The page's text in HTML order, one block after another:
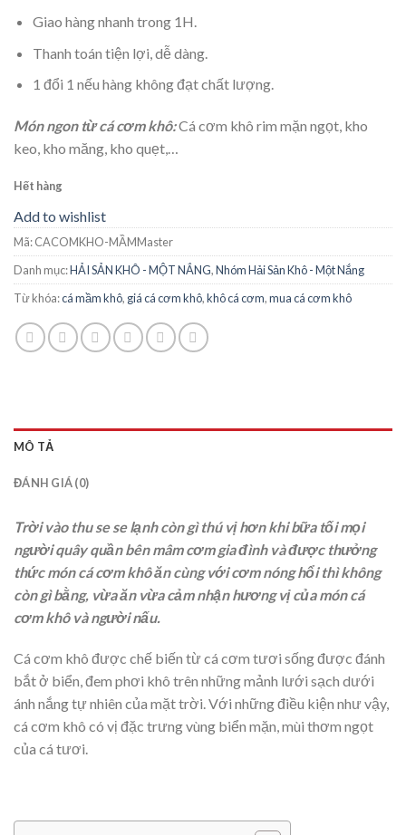
Giao hàng nhanh trong 1H.
Thanh toán tiện lợi, dễ dàng.
1 đổi 1 nếu hàng không đạt chất lượng.
Món ngon từ cá cơm khô:Cá cơm khô rim mặn ngọt, kho
keo, kho măng, kho quẹt,…
Hết hàng
Add to wishlist
Mã:CACOMKHO-MẦMMaster
Danh mục:HẢI SẢN KHÔ - MỘT NẮNG,Nhóm Hải Sản Khô - Một Nắng
Từ khóa:cá mầm khô, giá cá cơm khô,khô cá cơm,mua cá cơm khô
MÔ TẢ
ĐÁNH GIÁ (0)
Trời vào thu se se lạnh còn gì thú vị hơn khi bữa tối mọi
người quây quần bên mâm cơm gia đình và được thưởng
thức món cá cơm khô ăn cùng với cơm nóng hổi thì không
còn gì bằng, vừa ăn vừa cảm nhận hương vị của món cá
cơm khô và người nấu.
Cá cơm khô được chế biến từ cá cơm tươi sống được đánh
bắt ở biển, đem phơi khô trên những mảnh lưới sạch dưới
ánh nắng tự nhiên của mặt trời. Với những điều kiện như vậy,
cá cơm khô có vị đặc trưng vùng biển mặn, mùi thơm ngọt
của cá tươi.